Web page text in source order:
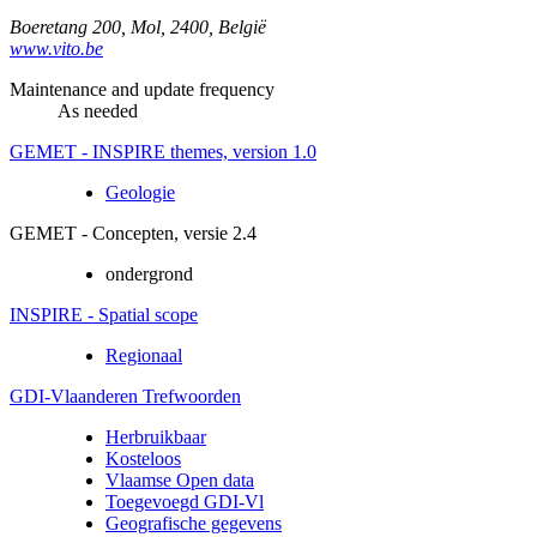
Boeretang 200 Mol 2400 België
www.vito.be
Maintenance and update frequency
As needed
GEMET - INSPIRE themes, version 1.0
Geologie
GEMET - Concepten, versie 2.4
ondergrond
INSPIRE - Spatial scope
Regionaal
GDI-Vlaanderen Trefwoorden
Herbruikbaar
Kosteloos
Vlaamse Open data
Toegevoegd GDI-Vl
Geografische gegevens